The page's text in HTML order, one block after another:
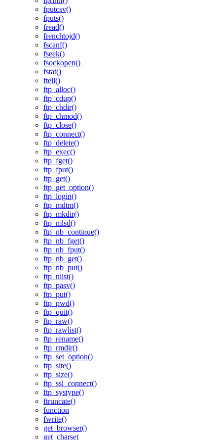
fputcsv()
fputs()
fread()
frenchtojd()
fscanf()
fseek()
fsockopen()
fstat()
ftell()
ftp_alloc()
ftp_cdup()
ftp_chdir()
ftp_chmod()
ftp_close()
ftp_connect()
ftp_delete()
ftp_exec()
ftp_fget()
ftp_fput()
ftp_get()
ftp_get_option()
ftp_login()
ftp_mdtm()
ftp_mkdir()
ftp_mlsd()
ftp_nb_continue()
ftp_nb_fget()
ftp_nb_fput()
ftp_nb_get()
ftp_nb_put()
ftp_nlist()
ftp_pasv()
ftp_put()
ftp_pwd()
ftp_quit()
ftp_raw()
ftp_rawlist()
ftp_rename()
ftp_rmdir()
ftp_set_option()
ftp_site()
ftp_size()
ftp_ssl_connect()
ftp_systype()
ftruncate()
function
fwrite()
get_browser()
get_charset